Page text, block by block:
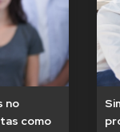
no
como